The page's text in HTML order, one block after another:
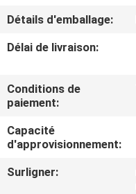
CONTRÔLE
DE
NOUS
Détails d'emballage:
Délai de livraison:
Conditions de
paiement:
Capacité
d'approvisionnement:
Surligner: